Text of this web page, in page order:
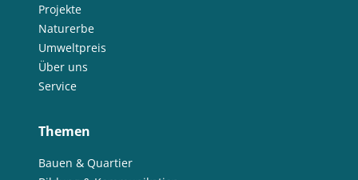
Projekte
Naturerbe
Umweltpreis
Über uns
Service
Themen
Bauen & Quartier